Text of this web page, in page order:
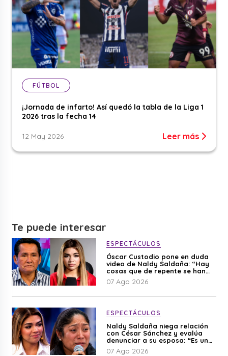
FÚTBOL
¡Jornada de infarto! Así quedó la tabla de la Liga 1
2026 tras la fecha 14
12 May 2026 Leer más
Te puede interesar
ESPECTÁCULOS
Óscar Custodio pone en duda
video de Naldy Saldaña: “Hay
cosas que de repente se han
editado”
07 Ago 2026
ESPECTÁCULOS
Naldy Saldaña niega relación
con César Sánchez y evalúa
denunciar a su esposa: “Es una
difamación”
07 Ago 2026